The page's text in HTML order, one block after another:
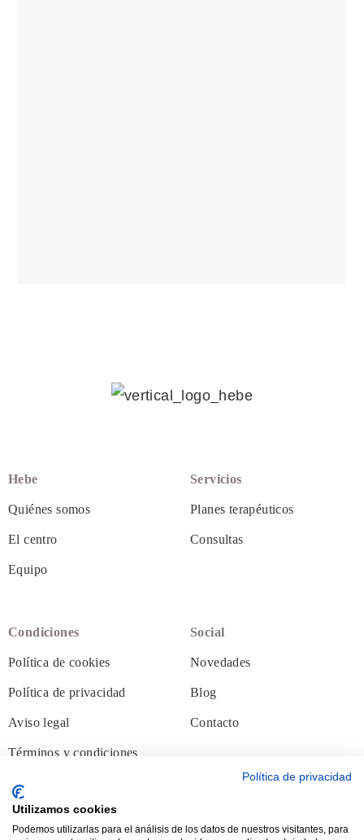
Hebe
Quiénes somos
El centro
Equipo
Servicios
Planes terapéuticos
Consultas
Condiciones
Política de cookies
Política de privacidad
Aviso legal
Términos y condiciones
Social
Novedades
Blog
Contacto
Política de privacidad
Utilizamos cookies
Podemos utilizarlas para el análisis de los datos de nuestros visitantes, para